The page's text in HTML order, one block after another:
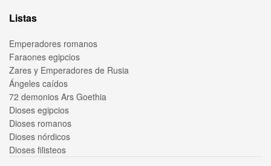
Listas
Emperadores romanos
Faraones egipcios
Zares y Emperadores de Rusia
Ángeles caídos
72 demonios Ars Goethia
Dioses egipcios
Dioses romanos
Dioses nórdicos
Dioses filisteos